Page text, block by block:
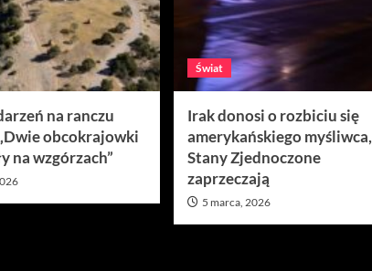
na ranczu
obcokrajowki
na wzgórzach”
Świat
Irak donosi o rozbiciu się
amerykańskiego myśliwca,
Stany Zjednoczone
zaprzeczają
5 marca, 2026